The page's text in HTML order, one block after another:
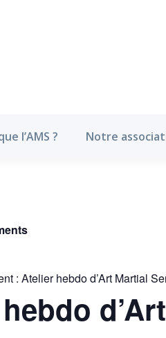
l’AMS ? Notre
: Atelier hebdo d’Art Martial